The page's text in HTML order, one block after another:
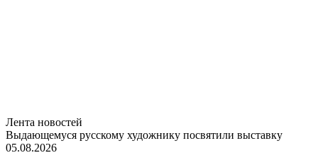
Лента новостей
Выдающемуся русскому художнику посвятили выставку
05.08.2026